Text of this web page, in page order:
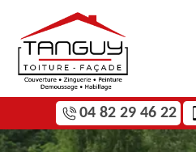
04 82 29 46 22